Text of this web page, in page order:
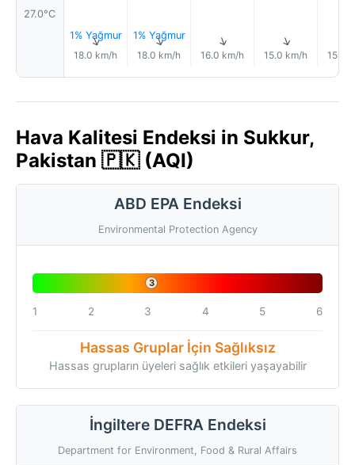
27.0°C
1% Yağmur
↑
18.0 km/h
1% Yağmur
↑
18.0 km/h
↑
16.0 km/h
↑
15.0 km/h 15.0
Hava Kalitesi Endeksi in Sukkur,
Pakistan 🇵🇰 (AQI)
ABD EPA Endeksi
Environmental Protection Agency
3
1 2 3 4 5 6
Hassas Gruplar İçin Sağlıksız
Hassas grupların üyeleri sağlık etkileri yaşayabilir
İngiltere DEFRA Endeksi
Department for Environment, Food & Rural Affairs